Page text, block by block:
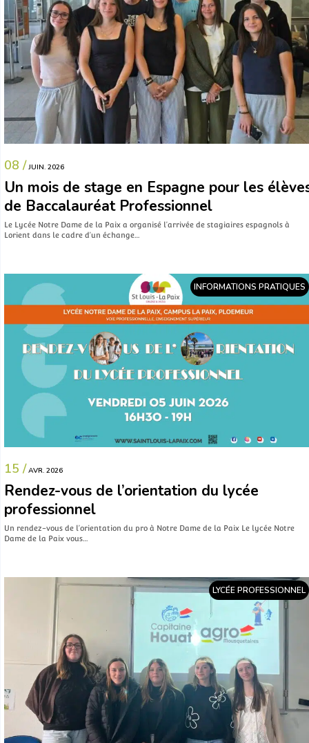
08 / JUIN. 2026
Un mois de stage en Espagne pour les
de Baccalauréat Professionnel
Le Lycée Notre Dame de la Paix a organisé l’arrivée de stagiaires espagnols à
Lorient dans le cadre d’un échange…
INFORMATIONS PRATIQUES
15 / AVR. 2026
Rendez-vous de l’orientation du lycée
professionnel
Un rendez-vous de l’orientation du pro à Notre Dame de la Paix Le lycée Notre
Dame de la Paix vous…
LYCÉE PROFESSIONNEL